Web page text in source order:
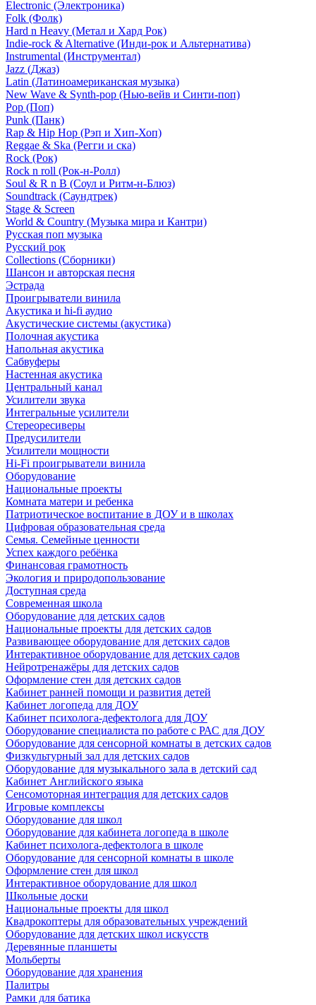
Electronic (Электроника)
Folk (Фолк)
Hard n Heavy (Метал и Хард Рок)
Indie-rock & Alternative (Инди-рок и Альтернатива)
Instrumental (Инструментал)
Jazz (Джаз)
Latin (Латиноамериканская музыка)
New Wave & Synth-pop (Нью-вейв и Синти-поп)
Pop (Поп)
Punk (Панк)
Rap & Hip Hop (Рэп и Хип-Хоп)
Reggae & Ska (Регги и ска)
Rock (Рок)
Rock n roll (Рок-н-Ролл)
Soul & R n B (Соул и Ритм-н-Блюз)
Soundtrack (Саундтрек)
Stage & Screen
World & Country (Музыка мира и Кантри)
Русская поп музыка
Русский рок
Сollections (Сборники)
Шансон и авторская песня
Эстрада
Проигрыватели винила
Акустика и hi-fi аудио
Акустические системы (акустика)
Полочная акустика
Напольная акустика
Сабвуферы
Настенная акустика
Центральный канал
Усилители звука
Интегральные усилители
Стереоресиверы
Предусилители
Усилители мощности
Hi-Fi проигрыватели винила
Оборудование
Национальные проекты
Комната матери и ребенка
Патриотическое воспитание в ДОУ и в школах
Цифровая образовательная среда
Семья. Семейные ценности
Успех каждого ребёнка
Финансовая грамотность
Экология и природопользование
Доступная среда
Современная школа
Оборудование для детских садов
Национальные проекты для детских садов
Развивающее оборудование для детских садов
Интерактивное оборудование для детских садов
Нейротренажёры для детских садов
Оформление стен для детских садов
Кабинет ранней помощи и развития детей
Кабинет логопеда для ДОУ
Кабинет психолога-дефектолога для ДОУ
Оборудование специалиста по работе с РАС для ДОУ
Оборудование для сенсорной комнаты в детских садов
Физкультурный зал для детских садов
Оборудование для музыкального зала в детский сад
Кабинет Английского языка
Сенсомоторная интеграция для детских садов
Игровые комплексы
Оборудование для школ
Оборудование для кабинета логопеда в школе
Кабинет психолога-дефектолога в школе
Оборудование для сенсорной комнаты в школе
Оформление стен для школ
Интерактивное оборудование для школ
Школьные доски
Национальные проекты для школ
Квадрокоптеры для образовательных учреждений
Оборудование для детских школ искусств
Деревянные планшеты
Мольберты
Оборудование для хранения
Палитры
Рамки для батика